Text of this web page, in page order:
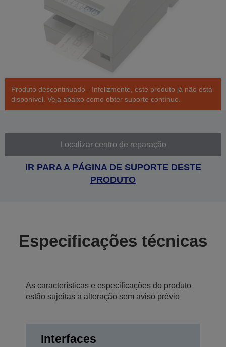
Produto descontinuado - Infelizmente, este produto já não está
disponível. Veja abaixo como obter suporte contínuo.
Localizar centro de reparação
IR PARA A PÁGINA DE SUPORTE DESTE
PRODUTO
Especificações técnicas
As características e especificações do produto
estão sujeitas a alteração sem aviso prévio
Interfaces